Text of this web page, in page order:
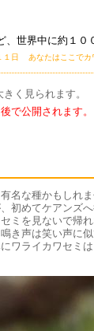
世界中に約１０
１日 あなたはここでカ
く見られます。
で公開されます。
名な種かもしれ
初めてケアンズ
ミを見ないで帰
き声は笑い声に
ワライカワセミは